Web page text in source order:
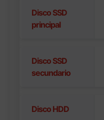
Disco SSD
principal
Disco SSD
secundario
Disco HDD